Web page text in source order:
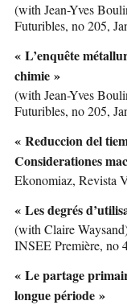
(with Jean-Yves
Futuribles, no 205,
« L’enquête
chimie »
(with Jean-Yves
Futuribles, no 205,
« Reduccion del
Considerationes
Ekonomiaz, Revista
« Les degrés
(with Claire
INSEE Première, no
« Le partage
longue période »